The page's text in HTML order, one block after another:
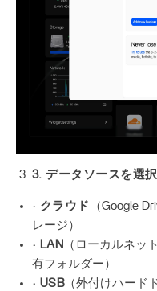
3. データソースを選択
· クラウド
（Google
レージ）
· LAN
（ローカルネッ
有フォルダー）
· USB（外付けハード